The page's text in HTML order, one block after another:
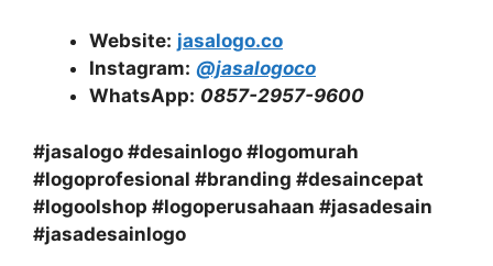
Website: jasalogo.co
Instagram: @jasalogoco
WhatsApp: 0857-2957-9600
#jasalogo #desainlogo #logomurah
#logoprofesional #branding #desaincepat
#logoolshop #logoperusahaan #jasadesain
#jasadesainlogo